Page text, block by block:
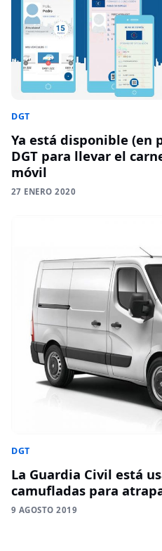
DGT
Ya está disponible (en
DGT para llevar el
móvil
27 ENERO 2020
DGT
La Guardia Civil está
camufladas para
9 AGOSTO 2019